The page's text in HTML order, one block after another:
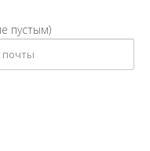
пустым)